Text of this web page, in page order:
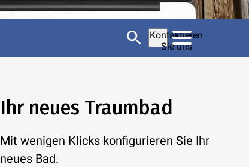
Kontaktieren
Sie uns
Ihr neues Traumbad
Mit wenigen Klicks konfigurieren Sie Ihr
neues Bad.